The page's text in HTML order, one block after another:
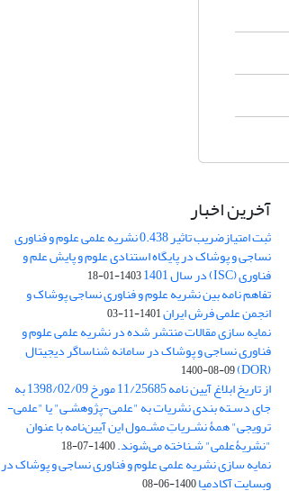
آخرین اخبار
ثبت امتیازضریب تاثیر 0.438 نشریه علمی علوم و فناوری
نساجی و پوشاک در پایگاه استنادی علوم و پایش علم و
فناوری (ISC) در سال 1401 1403-01-18
تفاهم نامه بین نشریه علوم و فناوری نساجی پوشاک و
انجمن علمی فرش ایران1401-11-03
نمایه سازی مقالات منتشر شده در نشریه علمی علوم و
فناوری نساجی و پوشاک در سامانه شناساگر دیجیتال
(DOR)
1400-08-09
از تاریخ ابلاغ آیین نامه 11/25685 مورخ 1398/02/09 به
جای دسـته بندی نشریات به "علمی-پژوهشـی" یا "علمی-
ترویجی" همۀ نشـریاتِ مشـمول این آیین‌نامه با عنوان
"نشریۀعلمی" شـناخته می‌شوند.1400-07-18
نمایه سازی نشریه علمی علوم و فناوری نساجی و پوشاک در
وبسایت آکادمیا1400-06-08